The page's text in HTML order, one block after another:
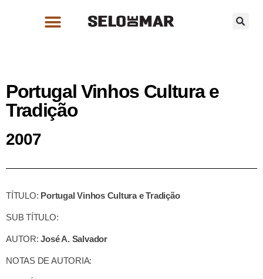
Portugal Vinhos Cultura e
Tradição
2007
TÍTULO: Portugal Vinhos Cultura e Tradição
SUB TÍTULO:
AUTOR:José A. Salvador
NOTAS DE AUTORIA: